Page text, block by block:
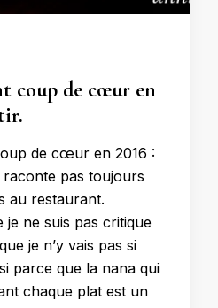
coup de cœur en
de cœur en 2016 :
pas toujours
au restaurant.
je ne suis pas critique
je n’y vais pas si
parce que la nana qui
chaque plat est un